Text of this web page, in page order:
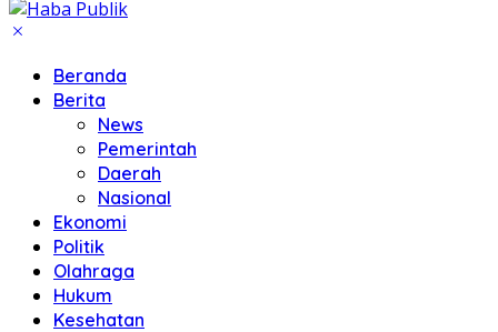
Beranda
Berita
News
Pemerintah
Daerah
Nasional
Ekonomi
Politik
Olahraga
Hukum
Kesehatan